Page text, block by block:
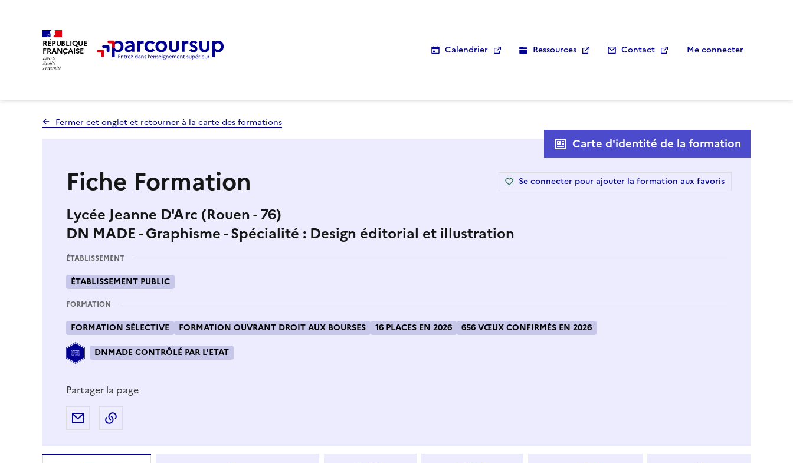
RÉPUBLIQUE
FRANÇAISE Calendrier Ressources Contact Me connecter
Fermer cet onglet et retourner à la carte des formations
Fiche Formation
Lycée Jeanne D'Arc (Rouen - 76)
DN MADE - Graphisme - Spécialité : Design éditorial et illustration
Carte d'identité de la formation
Se connecter pour ajouter la formation aux favoris
ÉTABLISSEMENT
ÉTABLISSEMENT PUBLIC
FORMATION
FORMATION SÉLECTIVE FORMATION OUVRANT DROIT AUX BOURSES 16 PLACES EN 2026 656 VŒUX CONFIRMÉS EN 2026
DNMADE CONTRÔLÉ PAR L'ETAT
Partager la page
Partager par e-mail